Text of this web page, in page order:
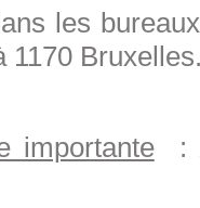
les
1170
importante: